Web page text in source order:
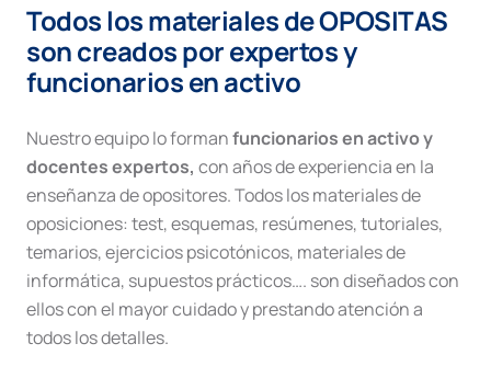
Habeas
Corpus
cantidad
Todos los materiales de OPOSITAS
son creados por expertos y
funcionarios en activo
Nuestro equipo lo formanfuncionarios en activo y
docentes expertos, con años de experiencia en la
enseñanza de opositores. Todos los materiales de
oposiciones: test, esquemas, resúmenes, tutoriales,
temarios, ejercicios psicotónicos, materiales de
informática, supuestos prácticos…. son diseñados con
ellos con el mayor cuidado y prestando atención a
todos los detalles.